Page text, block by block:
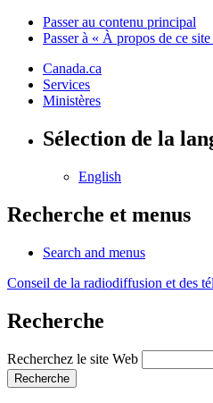
Passer au contenu principal
Passer à « À propos de ce site
Canada.ca
Services
Ministères
Sélection de la
English
Recherche et menus
Search and menus
Conseil de la radiodiffusion et des
Recherche
Recherchez le site Web
Recherche